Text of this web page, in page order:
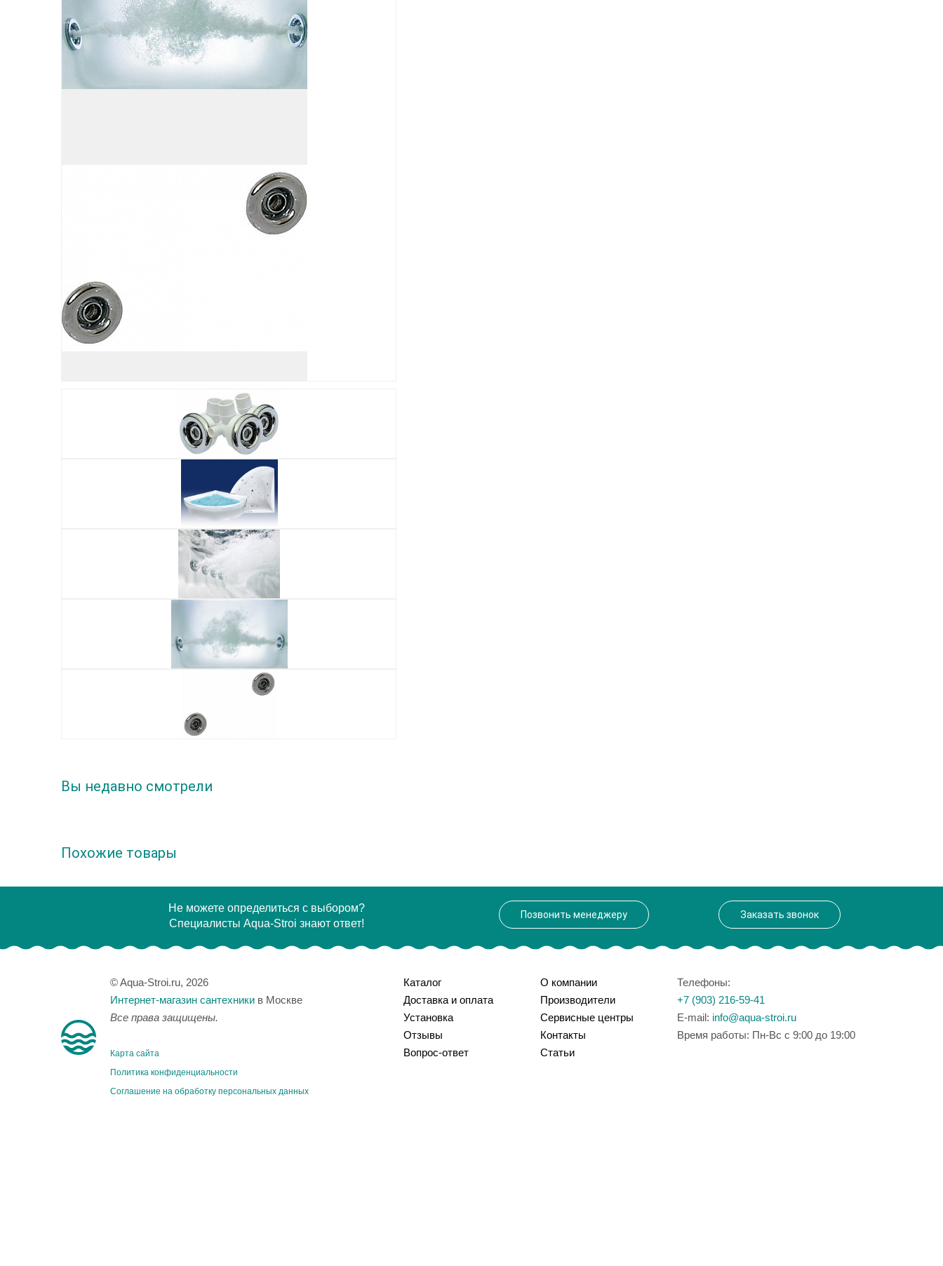
Вы недавно смотрели
Похожие товары
Не можете определиться с выбором?
Специалисты Aqua-Stroi знают ответ!
Позвонить менеджеру Заказать звонок
© Aqua-Stroi.ru, 2026
Интернет-магазин сантехники в Москве
Все права защищены.
Карта сайта
Политика конфиденциальности
Соглашение на обработку персональных данных
Каталог
Доставка и оплата
Установка
Отзывы
Вопрос-ответ
О компании
Производители
Сервисные центры
Контакты
Статьи
Телефоны:
+7 (903) 216-59-41
E-mail: info@aqua-stroi.ru
Время работы: Пн-Вс с 9:00 до 19:00